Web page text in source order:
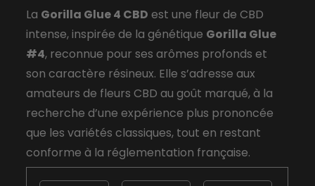
La Gorilla Glue 4 CBD est une fleur de CBD
intense, inspirée de la génétique Gorilla Glue
#4, reconnue pour ses arômes profonds et
son caractère résineux. Elle s’adresse aux
amateurs de fleurs CBD au goût marqué, à la
recherche d’une expérience plus prononcée
que les variétés classiques, tout en restant
conforme à la réglementation française.